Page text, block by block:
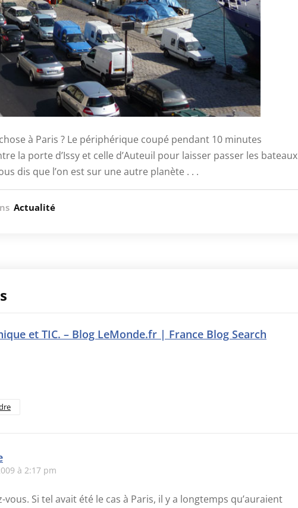
à Paris ? Le périphérique coupé pendant 10 minutes
la porte d’Issy et celle d’Auteuil pour laisser passer les bateaux
dis que l’on est sur une autre planète . . .
Actualité
et TIC. – Blog LeMonde.fr | France Blog Search
à 2:17 pm
vous. Si tel avait été le cas à Paris, il y a longtemps qu’auraient